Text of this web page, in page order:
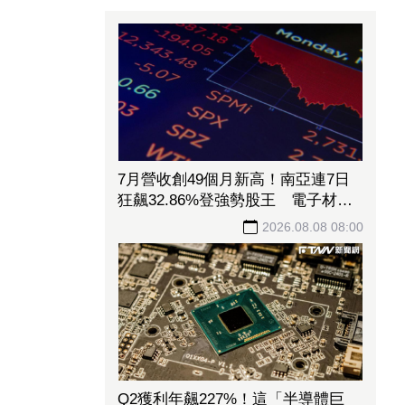
7月營收創49個月新高！南亞連7日
狂飆32.86%登強勢股王 電子材料
2026.08.08 08:00
Q2獲利年飆227%！這「半導體巨